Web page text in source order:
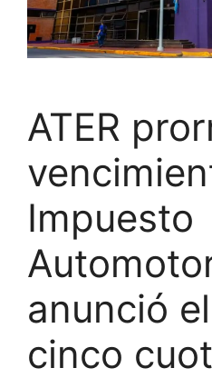
ATER
Impuesto
anunció
cinco